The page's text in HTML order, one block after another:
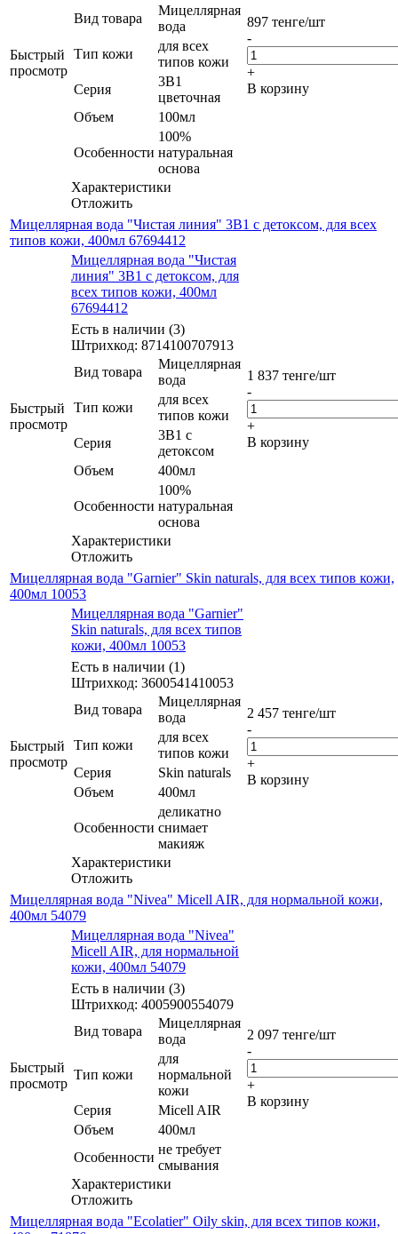
Быстрый
просмотр
Вид товара
Мицеллярная
вода
Тип кожи
для всех
типов кожи
Серия
3В1
цветочная
Объем
100мл
Особенности
100%
натуральная
основа
Характеристики
Отложить
897 тенге/шт
-
+
В корзину
Мицеллярная вода "Чистая линия" 3В1 с детоксом, для всех
типов кожи, 400мл 67694412
Быстрый
просмотр
Мицеллярная вода "Чистая
линия" 3В1 с детоксом, для
всех типов кожи, 400мл
67694412
Есть в наличии (3)
Штрихкод: 8714100707913
Вид товара
Мицеллярная
вода
Тип кожи
для всех
типов кожи
Серия
3В1 с
детоксом
Объем
400мл
Особенности
100%
натуральная
основа
Характеристики
Отложить
1 837 тенге/шт
-
+
В корзину
Мицеллярная вода "Garnier" Skin naturals, для всех типов кожи,
400мл 10053
Быстрый
просмотр
Мицеллярная вода "Garnier"
Skin naturals, для всех типов
кожи, 400мл 10053
Есть в наличии (1)
Штрихкод: 3600541410053
Вид товара
Мицеллярная
вода
Тип кожи
для всех
типов кожи
Серия
Skin naturals
Объем
400мл
Особенности
деликатно
снимает
макияж
Характеристики
Отложить
2 457 тенге/шт
-
+
В корзину
Мицеллярная вода "Nivea" Micell AIR, для нормальной кожи,
400мл 54079
Быстрый
просмотр
Мицеллярная вода "Nivea"
Micell AIR, для нормальной
кожи, 400мл 54079
Есть в наличии (3)
Штрихкод: 4005900554079
Вид товара
Мицеллярная
вода
Тип кожи
для
нормальной
кожи
Серия
Micell AIR
Объем
400мл
Особенности
не требует
смывания
Характеристики
Отложить
2 097 тенге/шт
-
+
В корзину
Мицеллярная вода "Ecolatier" Oily skin, для всех типов кожи,